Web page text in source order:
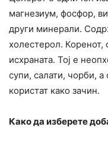
магнезиум, фосфор,
други минерали.
холестерол. Коренот,
исхраната. Тој е
супи, салати, чорби,
користат како зачин.
Како да изберете